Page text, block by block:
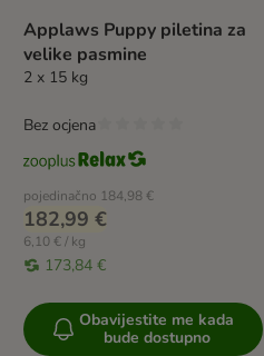
Applaws Puppy piletina za
velike pasmine
2 x 15 kg
pojedinačno 184,98 €
182,99 €
6,10 € / kg
173,84 €
Bez ocjena
Obavijestite me kada
bude dostupno